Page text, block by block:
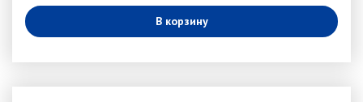
В корзину